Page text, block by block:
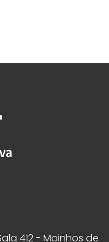
412 - Moinhos de